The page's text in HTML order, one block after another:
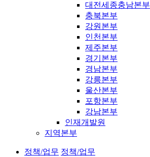
대전세종충남본부
충북본부
강원본부
인천본부
제주본부
경기본부
경남본부
강릉본부
울산본부
포항본부
강남본부
인재개발원
지역본부
정책/업무 정책/업무